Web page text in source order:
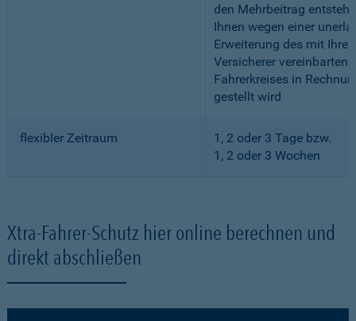
den Mehrbeitrag
Ihnen wegen einer
Erweiterung des mit
Versicherer vereinbarten
Fahrerkreises in
gestellt wird
flexibler Zeitraum
1, 2 oder 3 Tage bzw.
1, 2 oder 3 Wochen
Xtra-Fahrer-Schutz hier online berechnen und
direkt abschließen